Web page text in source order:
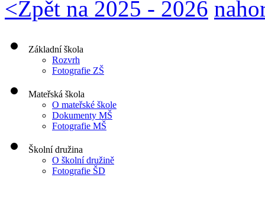
<Zpět na 2025 - 2026
Základní škola
Rozvrh
Fotografie ZŠ
Mateřská škola
O mateřské škole
Dokumenty MŠ
Fotografie MŠ
Školní družina
O školní družině
Fotografie ŠD